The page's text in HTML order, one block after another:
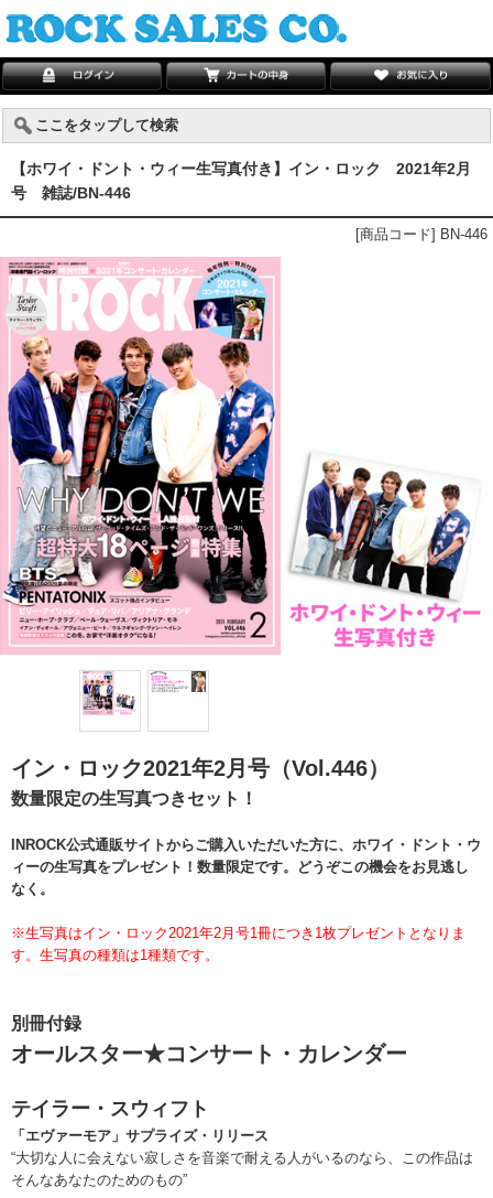
ここをタップして検索
【ホワイ・ドント・ウィー生写真付き】イン・ロック 2021年2月
号 雑誌/BN-446
[商品コード] BN-446
イン・ロック2021年2月号（Vol.446）
数量限定の生写真つきセット！
INROCK公式通販サイトからご購入いただいた方に、ホワイ・ドント・ウ
ィーの生写真をプレゼント！数量限定です。どうぞこの機会をお見逃し
なく。
※生写真はイン・ロック2021年2月号1冊につき1枚プレゼントとなりま
す。生写真の種類は1種類です。
別冊付録
オールスター★コンサート・カレンダー
テイラー・スウィフト
「エヴァーモア」サプライズ・リリース
“大切な人に会えない寂しさを音楽で耐える人がいるのなら、この作品は
そんなあなたのためのもの”